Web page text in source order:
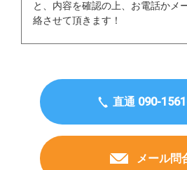
と、内容を確認の上、お電話かメ
絡させて頂きます！
直通 090-
メール問